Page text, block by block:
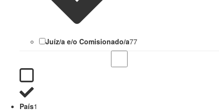
Juíz/a e/o Comisionado/a77
País1